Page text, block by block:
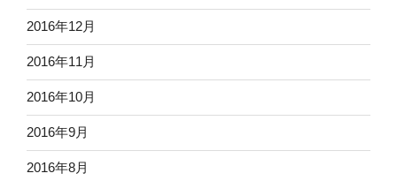
2016年12月
2016年11月
2016年10月
2016年9月
2016年8月